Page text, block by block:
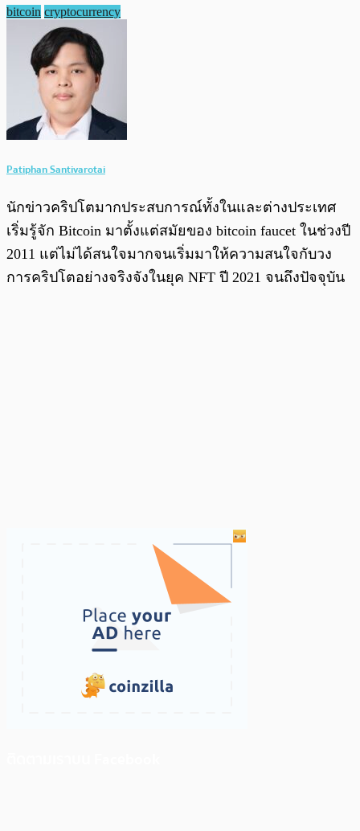
bitcoin cryptocurrency
Patiphan Santivarotai
นักข่าวคริปโตมากประสบการณ์ทั้งในและต่างประเทศ
เริ่มรู้จัก Bitcoin มาตั้งแต่สมัยของ bitcoin faucet ในช่วงปี
2011 แต่ไม่ได้สนใจมากจนเริ่มมาให้ความสนใจกับวง
การคริปโตอย่างจริงจังในยุค NFT ปี 2021 จนถึงปัจจุบัน